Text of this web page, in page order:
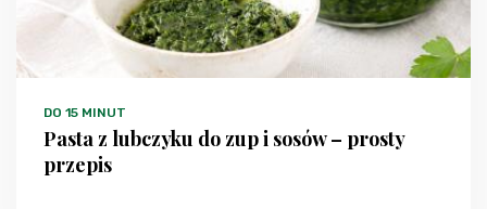
DO 15 MINUT
Pasta z lubczyku do zup i sosów – prosty
przepis